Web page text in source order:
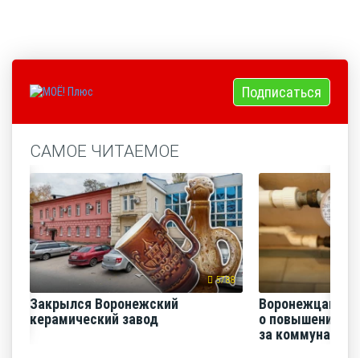
Подписаться
САМОЕ ЧИТАЕМОЕ
5788
Закрылся Воронежский
керамический завод
Воронежцам
о повышении
за